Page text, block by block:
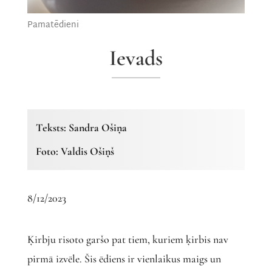
Pamatēdieni
Ievads
Teksts: Sandra Ošiņa
Foto: Valdis Ošiņš
8/12/2023
Ķirbju risoto garšo pat tiem, kuriem ķirbis nav
pirmā izvēle. Šis ēdiens ir vienlaikus maigs un